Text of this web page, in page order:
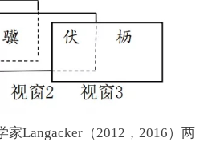
Langacker（2012，2016）两